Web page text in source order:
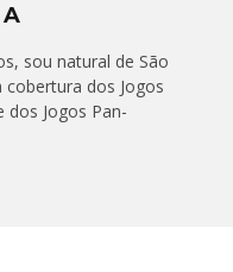
sou natural de São
cobertura dos Jogos
dos Jogos Pan-